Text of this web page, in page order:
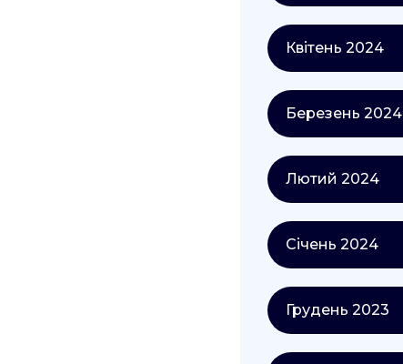
Квітень 2024
Березень 2024
Лютий 2024
Січень 2024
Грудень 2023